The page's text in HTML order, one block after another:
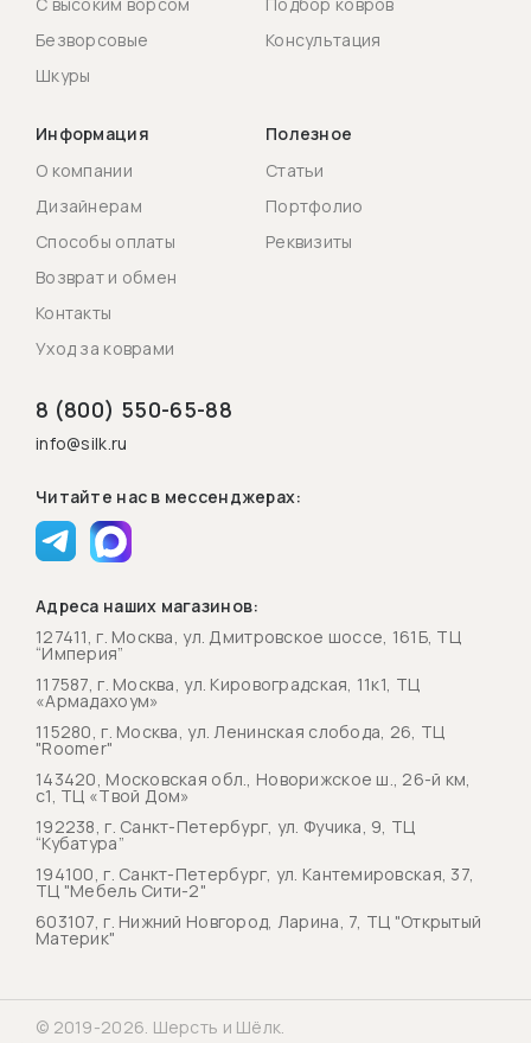
Безворсовые
Шкуры
Консультация
Информация
О компании
Дизайнерам
Способы оплаты
Возврат и обмен
Контакты
Уход за коврами
Полезное
Статьи
Портфолио
Реквизиты
8 (800) 550-65-88
info@silk.ru
Читайте нас в мессенджерах:
Адреса наших магазинов:
127411, г. Москва, ул. Дмитровское шоссе, 161Б, ТЦ
“Империя”
117587, г. Москва, ул. Кировоградская, 11к1, ТЦ
«Армадахоум»
115280, г. Москва, ул. Ленинская слобода, 26, ТЦ
"Roomer"
143420, Московская обл., Новорижское ш., 26-й км,
с1, ТЦ «Твой Дом»
192238, г. Санкт-Петербург, ул. Фучика, 9, ТЦ
“Кубатура”
194100, г. Санкт-Петербург, ул. Кантемировская, 37,
ТЦ "Мебель Сити-2"
603107, г. Нижний Новгород, Ларина, 7, ТЦ "Открытый
Материк"
© 2019-2026. Шерсть и Шёлк.